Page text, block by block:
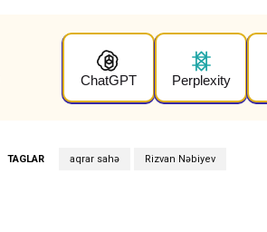
ChatGPT Perplexity
TAGLAR aqrar sahə Rizvan Nəbiyev